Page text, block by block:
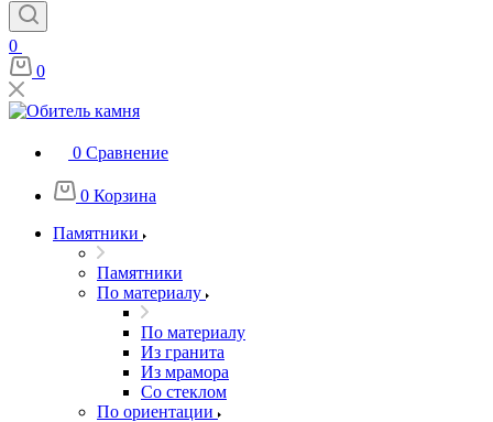
0
0
0 Сравнение
0 Корзина
Памятники
Памятники
По материалу
По материалу
Из гранита
Из мрамора
Со стеклом
По ориентации